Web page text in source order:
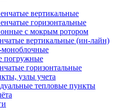
вертикальные
горизонтальные
с мокрым ротором
вертикальные (ин-лайн)
моноблочные
погружные
горизонтальные
узлы учета
тепловые пункты